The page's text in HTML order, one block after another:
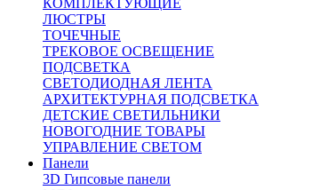
КОМПЛЕКТУЮЩИЕ
ЛЮСТРЫ
ТОЧЕЧНЫЕ
ТРЕКОВОЕ ОСВЕЩЕНИЕ
ПОДСВЕТКА
СВЕТОДИОДНАЯ ЛЕНТА
АРХИТЕКТУРНАЯ ПОДСВЕТКА
ДЕТСКИЕ СВЕТИЛЬНИКИ
НОВОГОДНИЕ ТОВАРЫ
УПРАВЛЕНИЕ СВЕТОМ
Панели
3D Гипсовые панели